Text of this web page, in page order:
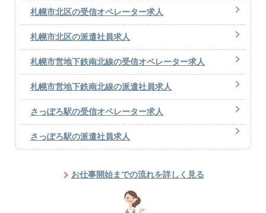
札幌市北区の受信オペレーター求人
札幌市北区の派遣社員求人
札幌市営地下鉄南北線の受信オペレーター求人
札幌市営地下鉄南北線の派遣社員求人
さっぽろ駅の受信オペレーター求人
さっぽろ駅の派遣社員求人
お仕事開始までの流れを詳しく見る